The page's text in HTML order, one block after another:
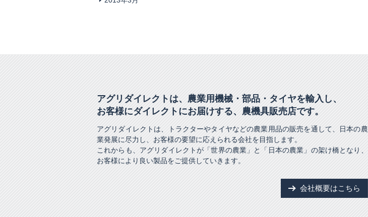
アグリダイレクトは、農業用機械・部品・タイヤを輸入し、
お客様にダイレクトにお届けする、農機具販売店です。
アグリダイレクトは、トラクターやタイヤなどの農業用品の販売を通して、日本の農
業発展に尽力し、お客様の要望に応えられる会社を目指します。
これからも、アグリダイレクトが「世界の農業」と「日本の農業」の架け橋となり、
お客様により良い製品をご提供していきます。
会社概要はこちら